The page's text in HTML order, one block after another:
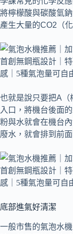
將檸檬酸與碳酸氫
產生大量的CO2（
也就是說只要把A（
入口，將機台後面
粉與水就會在機台
廢水，就會排到前
底部進氣好清潔
一般市售的氣泡水